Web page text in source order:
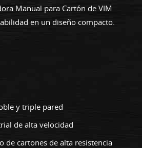
Manual para Cartón de VIM
en un diseño compacto.
y triple pared
de alta velocidad
de cartones de alta resistencia